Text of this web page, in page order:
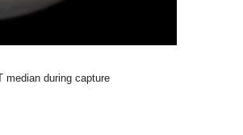
median during capture